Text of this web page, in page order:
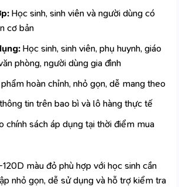
Học sinh, sinh viên và người dùng có
cơ bản
Học sinh, sinh viên, phụ huynh, giáo
phòng, người dùng gia đình
hoàn chỉnh, nhỏ gọn, dễ mang theo
tin trên bao bì và lô hàng thực tế
chính sách áp dụng tại thời điểm mua
màu đỏ phù hợp với học sinh cần
nhỏ gọn, dễ sử dụng và hỗ trợ kiểm tra